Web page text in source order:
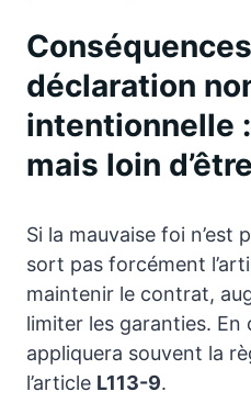
déclaration
intentionnelle
mais loin
Si la mauvaise foi n’est
sort pas forcément
maintenir le contrat,
limiter les garanties. En
appliquera souvent la
l’article L113-9.